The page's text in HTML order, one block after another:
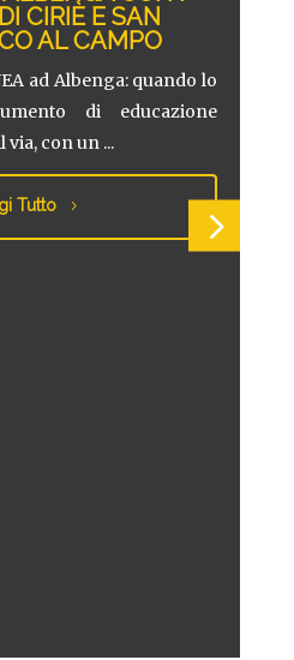
CIRIÈ E SAN
AL CAMPO
ad Albenga: quando lo
di educazione
con un ...
Tutto